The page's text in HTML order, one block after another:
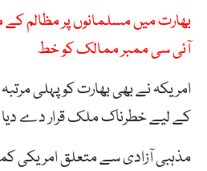
بھارت میں مسلمانوں پر مظالم کے
آئی سی ممبر ممالک کو خط
کے لیے خطرناک ملک قرار دے
مذہبی آزادی سے متعلق امریکی